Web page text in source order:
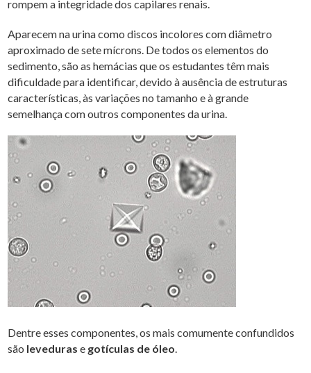
rompem a integridade dos capilares renais.
Aparecem na urina como discos incolores com diâmetro
aproximado de sete mícrons. De todos os elementos do
sedimento, são as hemácias que os estudantes têm mais
dificuldade para identificar, devido à ausência de estruturas
características, às variações no tamanho e à grande
semelhança com outros componentes da urina.
Dentre esses componentes, os mais comumente confundidos
são leveduras e gotículas de óleo.